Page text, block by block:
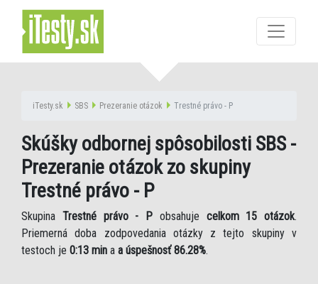
iTesty.sk SBS Prezeranie otázok Trestné právo - P
Skúšky odbornej spôsobilosti SBS -
Prezeranie otázok zo skupiny
Trestné právo - P
Skupina Trestné právo - P obsahuje celkom 15 otázok.
Priemerná doba zodpovedania otázky z tejto skupiny v
testoch je 0:13 min a a úspešnosť 86.28%.